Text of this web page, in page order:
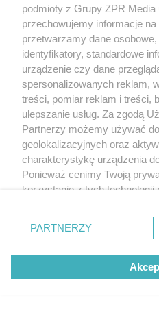
podmioty z Grupy ZPR
przechowujemy informacje
przetwarzamy dane
identyfikatory, standardowe
urządzenie czy dane
spersonalizowanych reklam,
treści, pomiar reklam i treści,
ulepszanie usług. Za zgodą
Partnerzy możemy używać
geolokalizacyjnych oraz
charakterystykę urządzenia
Ponieważ cenimy Twoją
korzystanie z tych technologii
zmienić/wycofać klikając
znajdujący się w lewym
rodzaje przetwarzania
użytkownika, ale masz prawo
przetwarzaniu. Preferencje
PARTNERZY